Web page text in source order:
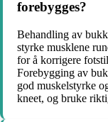
forebygges?
Behandling av
styrke musklene
for å korrigere
Forebygging av
god muskelstyrke
kneet, og bruke